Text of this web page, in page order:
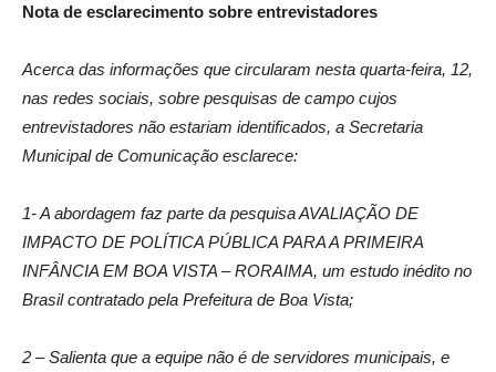
Nota de esclarecimento sobre entrevistadores
Acerca das informações que circularam nesta quarta-feira, 12,
nas redes sociais, sobre pesquisas de campo cujos
entrevistadores não estariam identificados, a Secretaria
Municipal de Comunicação esclarece:
1- A abordagem faz parte da pesquisa AVALIAÇÃO DE
IMPACTO DE POLÍTICA PÚBLICA PARA A PRIMEIRA
INFÂNCIA EM BOA VISTA – RORAIMA, um estudo inédito no
Brasil contratado pela Prefeitura de Boa Vista;
2 – Salienta que a equipe não é de servidores municipais, e